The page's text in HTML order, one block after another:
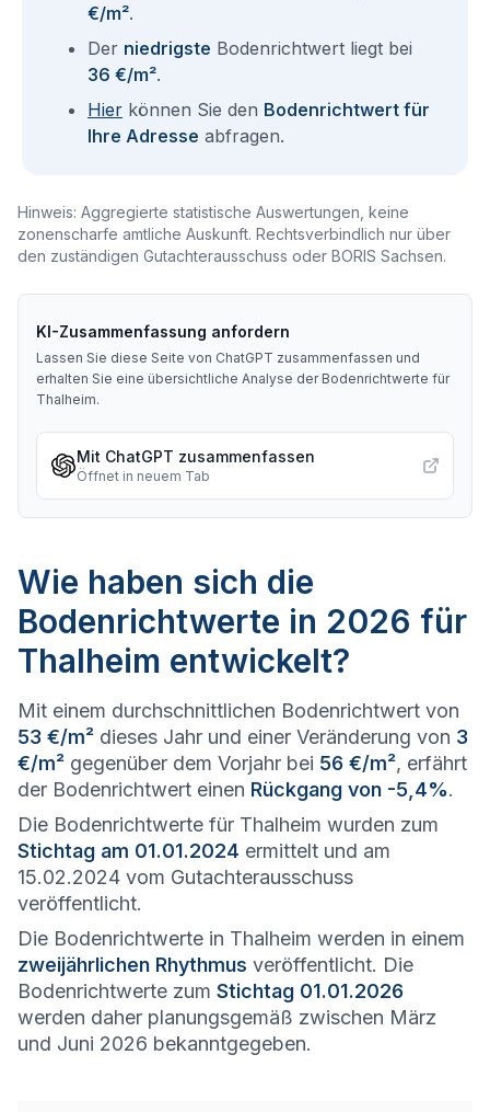
€/m².
Der niedrigste Bodenrichtwert liegt bei
36 €/m².
Hier können Sie den Bodenrichtwert für
Ihre Adresse abfragen.
Hinweis: Aggregierte statistische Auswertungen, keine
zonenscharfe amtliche Auskunft. Rechtsverbindlich nur über
den zuständigen Gutachterausschuss oder BORIS Sachsen.
KI-Zusammenfassung anfordern
Lassen Sie diese Seite von ChatGPT zusammenfassen und
erhalten Sie eine übersichtliche Analyse der Bodenrichtwerte für
Thalheim.
Mit ChatGPT zusammenfassen
Öffnet in neuem Tab
Wie haben sich die
Bodenrichtwerte in 2026 für
Thalheim entwickelt?
Mit einem durchschnittlichen Bodenrichtwert von
53 €/m² dieses Jahr und einer Veränderung von 3
€/m² gegenüber dem Vorjahr bei 56 €/m², erfährt
der Bodenrichtwert einen Rückgang von -5,4%.
Die Bodenrichtwerte für Thalheim wurden zum
Stichtag am 01.01.2024 ermittelt und am
15.02.2024 vom Gutachterausschuss
veröffentlicht.
Die Bodenrichtwerte in Thalheim werden in einem
zweijährlichen Rhythmus veröffentlicht. Die
Bodenrichtwerte zum Stichtag 01.01.2026
werden daher planungsgemäß zwischen März
und Juni 2026 bekanntgegeben.